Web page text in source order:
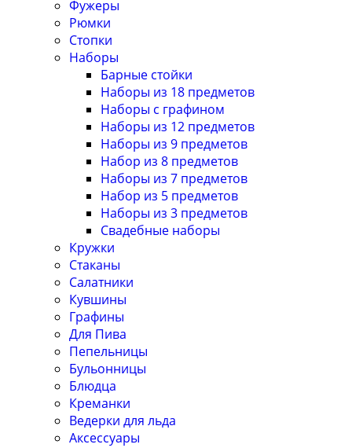
Фужеры
Рюмки
Стопки
Наборы
Барные стойки
Наборы из 18 предметов
Наборы с графином
Наборы из 12 предметов
Наборы из 9 предметов
Набор из 8 предметов
Наборы из 7 предметов
Набор из 5 предметов
Наборы из 3 предметов
Свадебные наборы
Кружки
Стаканы
Салатники
Кувшины
Графины
Для Пива
Пепельницы
Бульонницы
Блюдца
Креманки
Ведерки для льда
Аксессуары